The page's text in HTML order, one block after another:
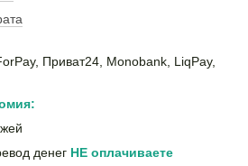
Приват24, Monobank, LiqPay,
денег НЕ оплачиваете